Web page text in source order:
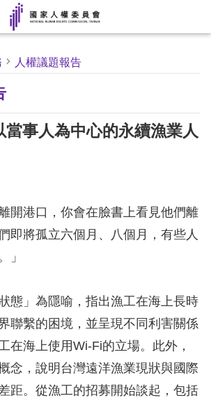
人權議題報告
當事人為中心的永續漁業人
開港口，你會在臉書上看見他們離
即將孤立六個月、八個月，有些人
」
態」為隱喻，指出漁工在海上長時
聯繫的困境，並呈現不同利害關係
在海上使用Wi-Fi的立場。此外，
念，說明台灣遠洋漁業現狀與國際
距。從漁工的招募開始談起，包括